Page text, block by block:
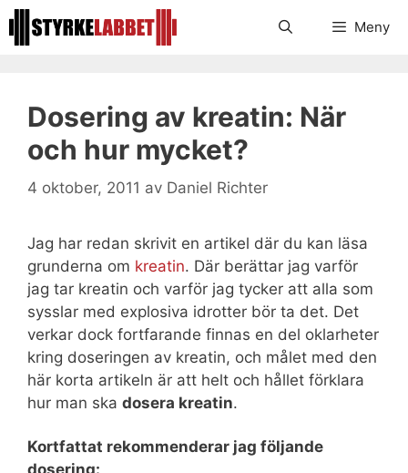
Hoppa
till
Meny
Dosering av kreatin: När
och hur mycket?
4 oktober, 2011 av Daniel Richter
Jag har redan skrivit en artikel där du kan läsa
grunderna om kreatin. Där berättar jag varför
jag tar kreatin och varför jag tycker att alla som
sysslar med explosiva idrotter bör ta det. Det
verkar dock fortfarande finnas en del oklarheter
kring doseringen av kreatin, och målet med den
här korta artikeln är att helt och hållet förklara
hur man ska dosera kreatin.
Kortfattat rekommenderar jag följande